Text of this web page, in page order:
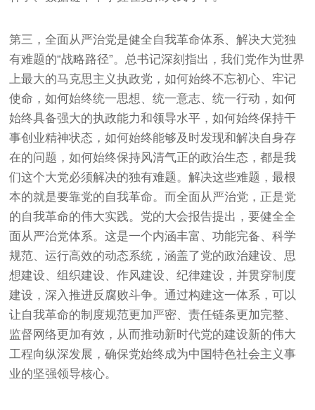
第三，全面从严治党是健全自我革命体系、解决大党独
有难题的“战略路径”。总书记深刻指出，我们党作为世界
上最大的马克思主义执政党，如何始终不忘初心、牢记
使命，如何始终统一思想、统一意志、统一行动，如何
始终具备强大的执政能力和领导水平，如何始终保持干
事创业精神状态，如何始终能够及时发现和解决自身存
在的问题，如何始终保持风清气正的政治生态，都是我
们这个大党必须解决的独有难题。解决这些难题，最根
本的就是要靠党的自我革命。而全面从严治党，正是党
的自我革命的伟大实践。党的大会报告提出，要健全全
面从严治党体系。这是一个内涵丰富、功能完备、科学
规范、运行高效的动态系统，涵盖了党的政治建设、思
想建设、组织建设、作风建设、纪律建设，并贯穿制度
建设，深入推进反腐败斗争。通过构建这一体系，可以
让自我革命的制度规范更加严密、责任链条更加完整、
监督网络更加有效，从而推动新时代党的建设新的伟大
工程向纵深发展，确保党始终成为中国特色社会主义事
业的坚强领导核心。